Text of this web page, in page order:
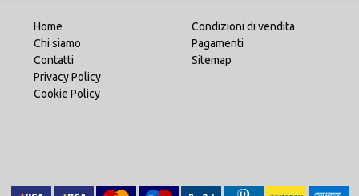
Home
Chi siamo
Contatti
Privacy Policy
Cookie Policy
Condizioni di vendita
Pagamenti
Sitemap